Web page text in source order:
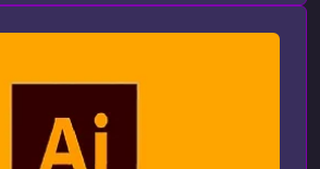
программ для
вы научитесь на
ориентирована как на
на пользователей, уже